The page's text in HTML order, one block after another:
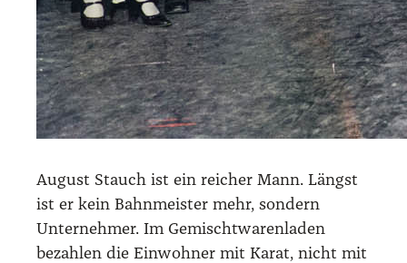
August Stauch ist ein rei­cher Mann. Längst
ist er kein Bahn­meis­ter mehr, son­dern
Unter­neh­mer. Im Gemischt­wa­ren­la­den
bezah­len die Ein­woh­ner mit Karat, nicht mit